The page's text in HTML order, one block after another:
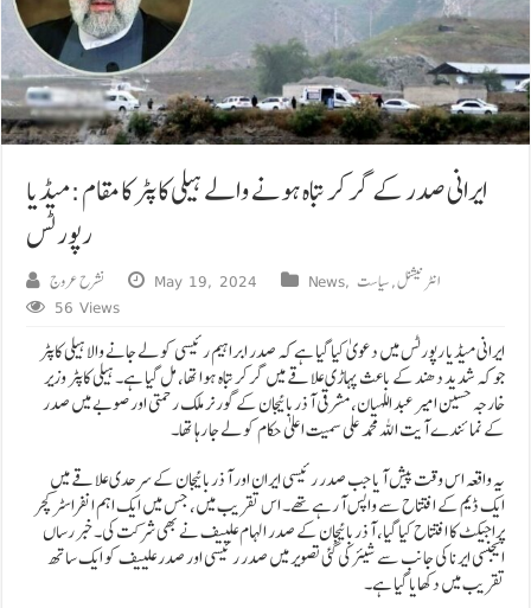
ایرانی صدر کے گر کر تباہ ہونے والے ہیلی کاپٹر کا مقام: میڈیا
رپورٹس
نشرح عروج May 19, 2024 News, انٹرنیشنل,سیاست
56 Views
ایرانی میڈیا رپورٹس میں دعویٰ کیا گیا ہے کہ صدر ابراہیم رئیسی کو لے جانے والا ہیلی کاپٹر
جو کہ شدید دھند کے باعث پہاڑی علاقے میں گر کر تباہ ہوا تھا، مل گیا ہے۔ ہیلی کاپٹر وزیر
خارجہ حسین امیر عبد اللہیان، مشرقی آذربائیجان کے گورنر ملک رحمتی اور صوبے میں صدر
کے نمائندے آیت اللہ محمد علی سمیت اعلیٰ حکام کو لے جا رہا تھا۔
یہ واقعہ اس وقت پیش آیا جب صدر رئیسی ایران اور آذربائیجان کے سرحدی علاقے میں
ایک ڈیم کے افتتاح سے واپس آرہے تھے۔ اس تقریب میں، جس میں ایک اہم انفراسٹرکچر
پراجیکٹ کا افتتاح کیا گیا، آذربائیجان کے صدر الہام علییف نے بھی شرکت کی۔ خبر رساں
ایجنسی ایرنا کی جانب سے شیئر کی گئی تصویر میں صدر رئیسی اور صدر علییف کو ایک ساتھ
تقریب میں دکھایا گیا ہے۔